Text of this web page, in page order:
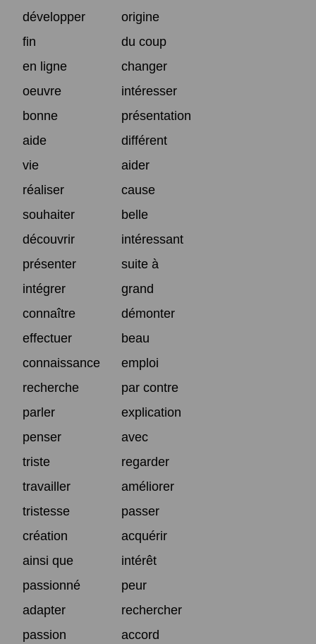
développer
origine
fin
du coup
en ligne
changer
oeuvre
intéresser
bonne
présentation
aide
différent
vie
aider
réaliser
cause
souhaiter
belle
découvrir
intéressant
présenter
suite à
intégrer
grand
connaître
démonter
effectuer
beau
connaissance
emploi
recherche
par contre
parler
explication
penser
avec
triste
regarder
travailler
améliorer
tristesse
passer
création
acquérir
ainsi que
intérêt
passionné
peur
adapter
rechercher
passion
accord